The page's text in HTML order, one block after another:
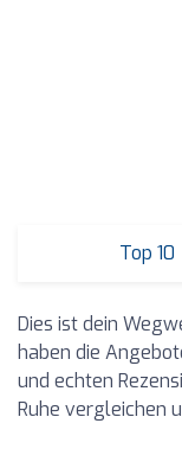
Top 10
Dies ist dein
haben die
und echten
Ruhe vergleichen